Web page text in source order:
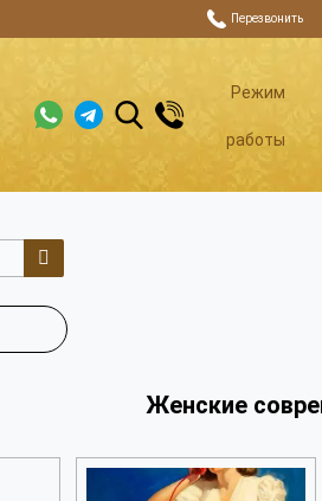
Перезвонить
Режим
работы
Женские